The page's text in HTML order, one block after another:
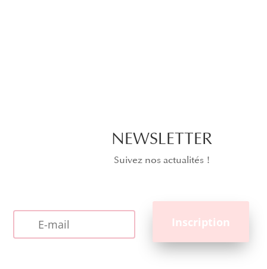
NEWSLETTER
Suivez nos actualités !